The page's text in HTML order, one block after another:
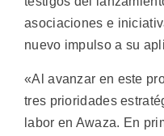
asociaciones e
nuevo impulso a su
«Al avanzar en este
tres prioridades
labor en Awaza. En